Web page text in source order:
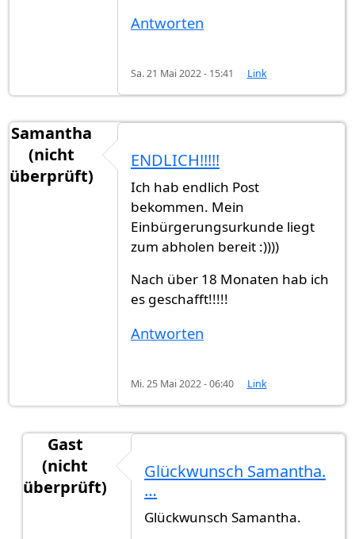
Antworten
Sa. 21 Mai 2022 - 15:41 Link
Samantha
(nicht
überprüft)
ENDLICH!!!!!
Ich hab endlich Post
bekommen. Mein
Einbürgerungsurkunde liegt
zum abholen bereit :))))
Nach über 18 Monaten hab ich
es geschafft!!!!!
Antworten
Mi. 25 Mai 2022 - 06:40 Link
Gast
(nicht
überprüft)
Glückwunsch Samantha.
…
Glückwunsch Samantha.